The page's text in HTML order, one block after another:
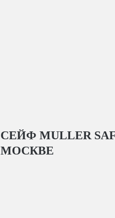
СЕЙФ MULLER
МОСКВЕ